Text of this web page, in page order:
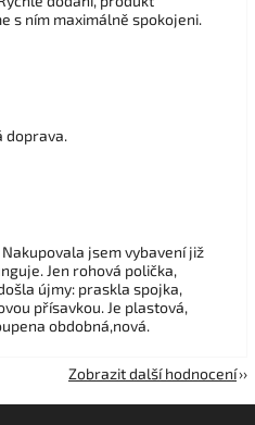
s ním maximálně spokojeni.
doprava.
jsem vybavení již
Jen rohová polička,
újmy: praskla spojka,
přísavkou. Je plastová,
obdobná,nová.
Zobrazit další hodnocení